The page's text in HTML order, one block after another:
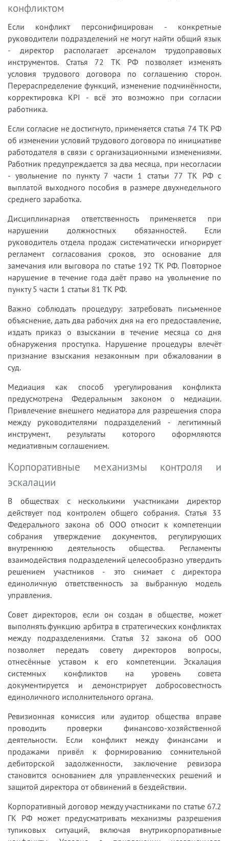
конфликтом
Если конфликт персонифицирован - конкретные
руководители подразделений не могут найти общий язык
- директор располагает арсеналом трудоправовых
инструментов. Статья 72 ТК РФ позволяет изменять
условия трудового договора по соглашению сторон.
Перераспределение функций, изменение подчинённости,
корректировка KPI - всё это возможно при согласии
работника.
Если согласие не достигнуто, применяется статья 74 ТК РФ
об изменении условий трудового договора по инициативе
работодателя в связи с организационными изменениями.
Работник предупреждается за два месяца, при несогласии
- увольнение по пункту 7 части 1 статьи 77 ТК РФ с
выплатой выходного пособия в размере двухнедельного
среднего заработка.
Дисциплинарная ответственность применяется при
нарушении должностных обязанностей. Если
руководитель отдела продаж систематически игнорирует
регламент согласования сроков, это основание для
замечания или выговора по статье 192 ТК РФ. Повторное
нарушение в течение года даёт право на увольнение по
пункту 5 части 1 статьи 81 ТК РФ.
Важно соблюдать процедуру: затребовать письменное
объяснение, дать два рабочих дня на его предоставление,
издать приказ о взыскании в течение месяца со дня
обнаружения проступка. Нарушение процедуры влечёт
признание взыскания незаконным при обжаловании в
суд.
Медиация как способ урегулирования конфликта
предусмотрена Федеральным законом о медиации.
Привлечение внешнего медиатора для разрешения спора
между руководителями подразделений - легитимный
инструмент, результаты которого оформляются
медиативным соглашением.
Корпоративные механизмы контроля и
эскалации
В обществах с несколькими участниками директор
действует под контролем общего собрания. Статья 33
Федерального закона об ООО относит к компетенции
собрания утверждение документов, регулирующих
внутреннюю деятельность общества. Регламенты
взаимодействия подразделений целесообразно утвердить
решением участников - это снимает с директора
единоличную ответственность за выбранную модель
управления.
Совет директоров, если он создан в обществе, может
выполнять функцию арбитра в стратегических конфликтах
между подразделениями. Статья 32 закона об ООО
позволяет передать совету директоров вопросы,
отнесённые уставом к его компетенции. Эскалация
системных конфликтов на уровень совета
документируется и демонстрирует добросовестность
единоличного исполнительного органа.
Ревизионная комиссия или аудитор общества вправе
проводить проверки финансово-хозяйственной
деятельности. Если конфликт между финансами и
продажами привёл к формированию сомнительной
дебиторской задолженности, заключение ревизора
становится основанием для управленческих решений и
защитой директора от обвинений в бездействии.
Корпоративный договор между участниками по статье 67.2
ГК РФ может предусматривать механизмы разрешения
тупиковых ситуаций, включая внутрикорпоративные